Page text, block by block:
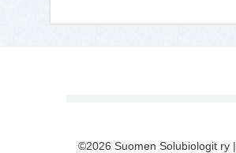
©2026 Suomen Solubiologit ry |